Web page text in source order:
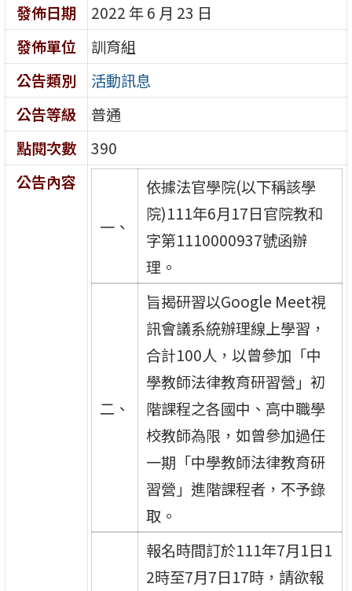
發佈日期
2022 年 6 月 23 日
發佈單位
訓育組
公告類別
活動訊息
公告等級
普通
點閱次數
390
公告內容
一、
依據法官學院(以下稱該學
院)111年6月17日官院教和
字第1110000937號函辦
理。
二、
旨揭研習以Google Meet視
訊會議系統辦理線上學習，
合計100人，以曾參加「中
學教師法律教育研習營」初
階課程之各國中、高中職學
校教師為限，如曾參加過任
一期「中學教師法律教育研
習營」進階課程者，不予錄
取。
報名時間訂於111年7月1日1
2時至7月7日17時，請欲報